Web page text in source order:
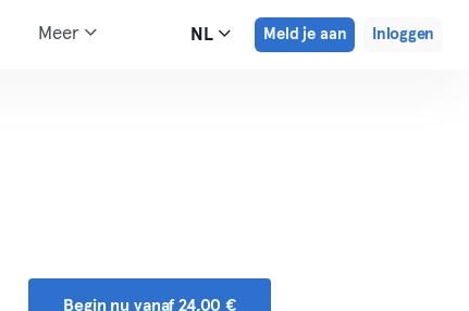
Meer NL Meld je aan Inloggen
Begin nu vanaf 24,00 €